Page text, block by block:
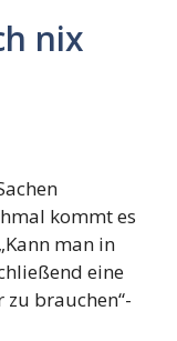
nix
kommt es
man in
eine
zu brauchen“-